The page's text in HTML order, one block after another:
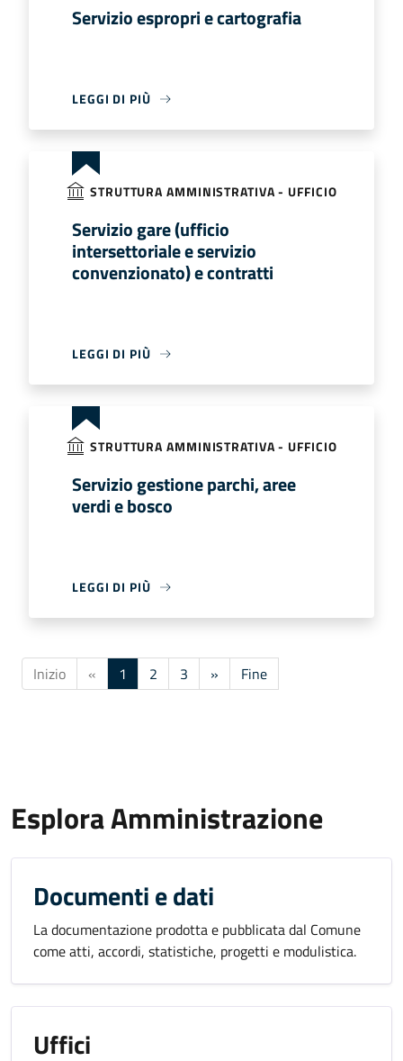
Servizio espropri e cartografia
LEGGI DI PIÙ
STRUTTURA AMMINISTRATIVA - UFFICIO
Servizio gare (ufficio
intersettoriale e servizio
convenzionato) e contratti
LEGGI DI PIÙ
STRUTTURA AMMINISTRATIVA - UFFICIO
Servizio gestione parchi, aree
verdi e bosco
LEGGI DI PIÙ
Inizio « 1 2 3 » Fine
Esplora Amministrazione
Documenti e dati
La documentazione prodotta e pubblicata dal Comune
come atti, accordi, statistiche, progetti e modulistica.
Uffici